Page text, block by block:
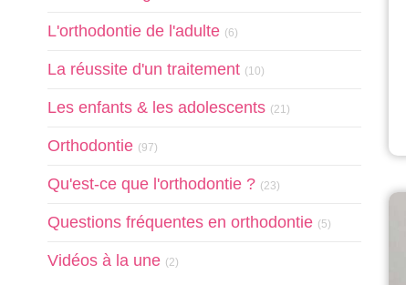
L'orthodontie de l'adulte (6)
La réussite d'un traitement (10)
Les enfants & les adolescents (21)
Orthodontie (97)
Qu'est-ce que l'orthodontie ? (23)
Questions fréquentes en orthodontie (5)
Vidéos à la une (2)